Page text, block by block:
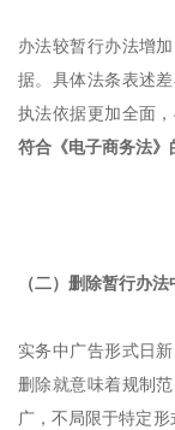
办法较暂行办法增
据。具体法条表述
执法依据更加全面，
符合《电子商务法》
（二）删除暂行办
实务中广告形式日
删除就意味着规制
广，不局限于特定形